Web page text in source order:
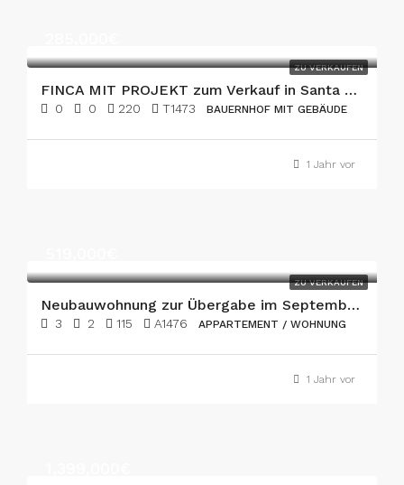
ZU VERKAUFEN
FINCA MIT PROJEKT zum Verkauf in Santa Margalida
0 0 220 T1473 BAUERNHOF MIT GEBÄUDE
1 Jahr vor
ZU VERKAUFEN
Neubauwohnung zur Übergabe im September 2026, Modell C
3 2 115 A1476 APPARTEMENT / WOHNUNG
1 Jahr vor